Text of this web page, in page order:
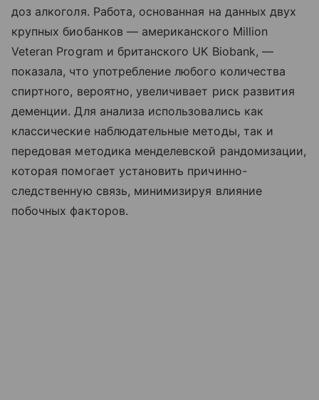
доз алкоголя. Работа, основанная на данных двух
крупных биобанков — американского Million
Veteran Program и британского UK Biobank, —
показала, что употребление любого количества
спиртного, вероятно, увеличивает риск развития
деменции. Для анализа использовались как
классические наблюдательные методы, так и
передовая методика менделевской рандомизации,
которая помогает установить причинно-
следственную связь, минимизируя влияние
побочных факторов.